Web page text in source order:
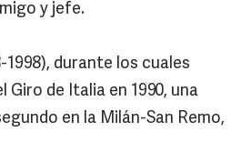
y jefe.
durante los cuales
de Italia en 1990, una
en la Milán-San Remo,